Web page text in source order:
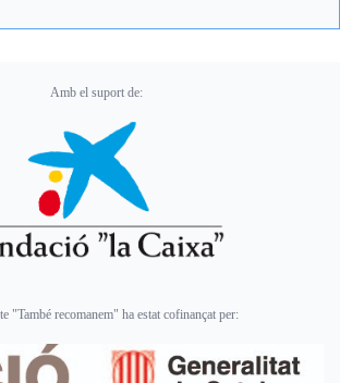
Amb el suport de:
"També recomanem" ha estat cofinançat per: